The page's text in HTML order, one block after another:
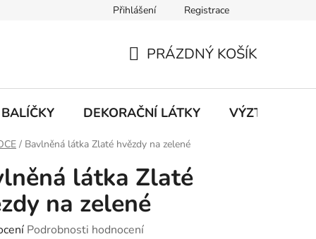
Přihlášení Registrace
KOŠÍK
PRÁZDNÝ KOŠÍK
DEKORAČNÍ LÁTKY VÝZTUHY
/ Bavlněná látka Zlaté hvězdy na zelené
látka Zlaté
na zelené
Podrobnosti hodnocení